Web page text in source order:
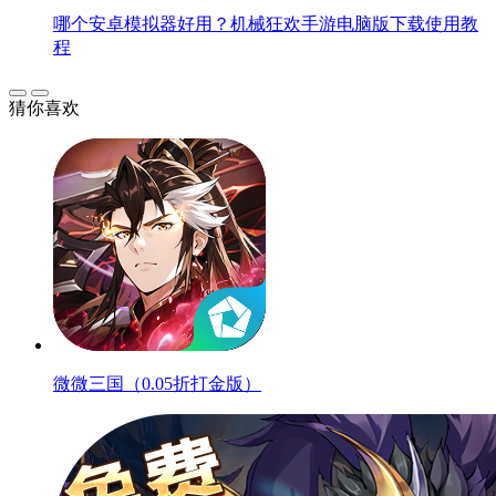
哪个安卓模拟器好用？机械狂欢手游电脑版下载使用教
程
猜你喜欢
微微三国（0.05折打金版）